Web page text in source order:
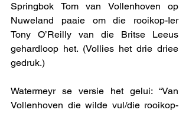
Springbok Tom van Vollenhoven op
Nuweland paaie om die rooikop-Ier
Tony O’Reilly van die Britse Leeus
gehardloop het. (Vollies het drie driee
gedruk.)
Watermeyr se versie het gelui: “Van
Vollenhoven die wilde vul/die rooikop-